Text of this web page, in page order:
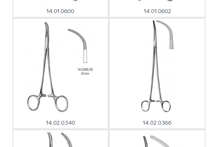
14.01.0600 14.01.0602
14.02.0340 14.02.0366